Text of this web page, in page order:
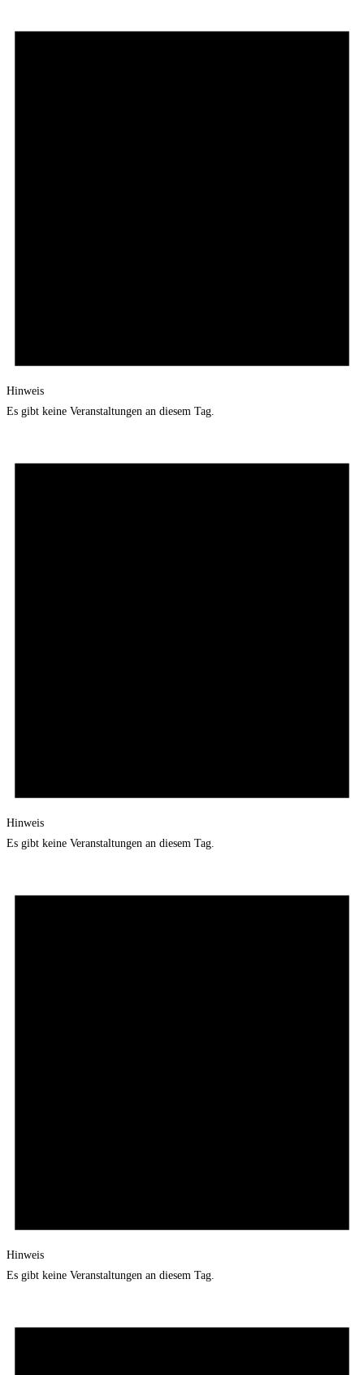
Hinweis
Es gibt keine Veranstaltungen an diesem Tag.
Hinweis
Es gibt keine Veranstaltungen an diesem Tag.
Hinweis
Es gibt keine Veranstaltungen an diesem Tag.